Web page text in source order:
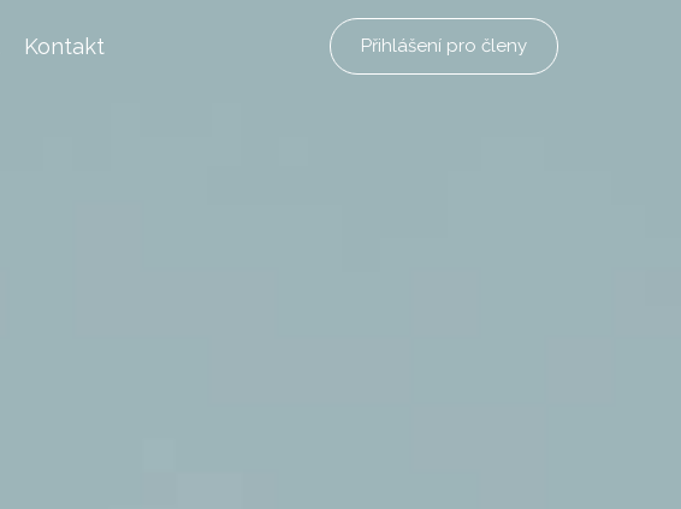
Kontakt Přihlášení pro členy